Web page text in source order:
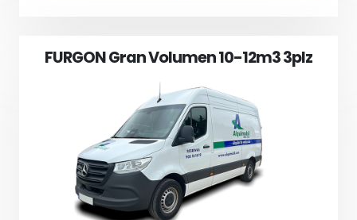
FURGON Gran Volumen 10-12m3 3plz